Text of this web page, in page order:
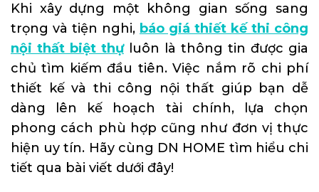
Khi xây dựng một không gian sống sang
trọng và tiện nghi, báo giá thiết kế thi công
nội thất biệt thựluôn là thông tin được gia
chủ tìm kiếm đầu tiên. Việc nắm rõ chi phí
thiết kế và thi công nội thất giúp bạn dễ
dàng lên kế hoạch tài chính, lựa chọn
phong cách phù hợp cũng như đơn vị thực
hiện uy tín. Hãy cùng DN HOME tìm hiểu chi
tiết qua bài viết dưới đây!